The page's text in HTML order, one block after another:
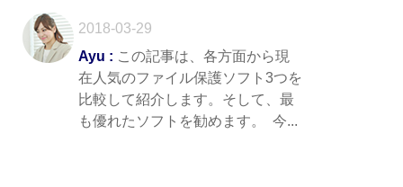
2018-03-29
Ayu : この記事は、各方面から現
在人気のファイル保護ソフト3つを
比較して紹介します。そして、最
も優れたソフトを勧めます。 今...